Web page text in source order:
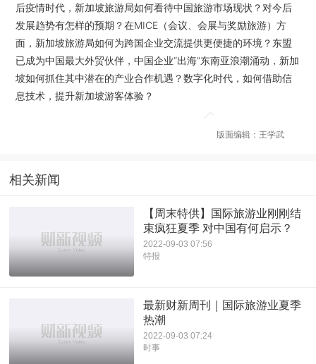
后疫情时代，新加坡旅游局如何看待中国旅游市场现状？对今后
发展趋势有怎样的预期？在MICE（会议、会展与奖励旅游）方
面，新加坡旅游局如何为跨国企业交流提供更便捷的环境？东盟
已成为中国最大外贸伙伴，中国企业“出海”东南亚浪潮涌动，新加
坡如何抓住其中潜在的产业合作机遇？数字化时代，如何借助信
息技术，提升新加坡游客体验？
版面编辑：王学武
相关新闻
【周末特供】国际旅游业刚刚结
束疯狂夏季 对中国有何启示？
2022-09-03 07:56
特报
最新财新周刊｜国际旅游业夏季
热潮
2022-09-03 07:24
时事